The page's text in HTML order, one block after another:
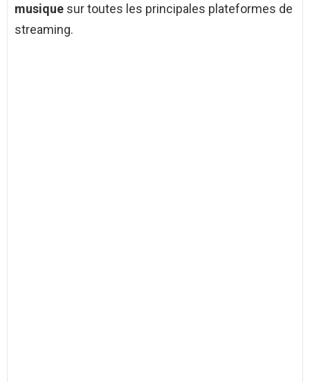
musique sur toutes les principales plateformes de
streaming.